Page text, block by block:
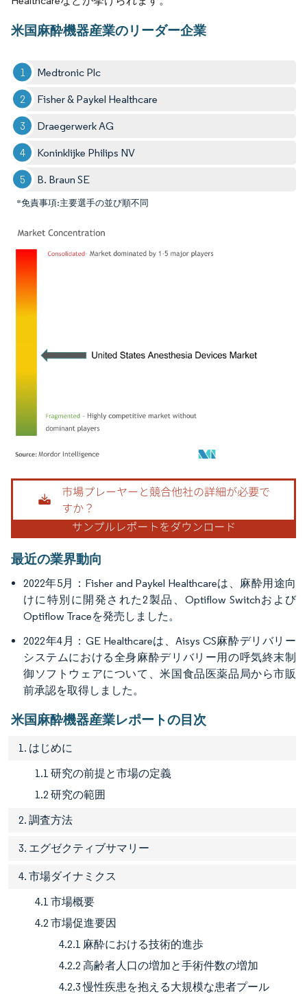
米国麻酔機器産業のリーダー企業
Medtronic Plc
Fisher & Paykel Healthcare
Draegerwerk AG
Koninklijke Philips NV
B. Braun SE
*免責事項:主要選手の並び順不同
画像 © Mordor Intelligence。再利用にはCC BY 4.0の表示が必要です。
最近の業界動向
2022年5月：Fisher and Paykel Healthcareは、麻酔用途向
けに特別に開発された2製品、Optiflow Switchおよび
Optiflow Traceを発売しました。
2022年4月：GE Healthcareは、Aisys CS麻酔デリバリー
システムにおける全身麻酔デリバリー用の呼気終末制
御ソフトウェアについて、米国食品医薬品局から市販
前承認を取得しました。
米国麻酔機器産業レポートの目次
1. はじめに
1.1 研究の前提と市場の定義
1.2 研究の範囲
2. 調査方法
3. エグゼクティブサマリー
4. 市場ダイナミクス
4.1 市場概要
4.2 市場促進要因
4.2.1 麻酔における技術的進歩
4.2.2 高齢者人口の増加と手術件数の増加
4.2.3 慢性疾患を抱える大規模な患者プール